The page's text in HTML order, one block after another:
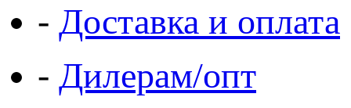
- Доставка и оплата
- Дилерам/опт